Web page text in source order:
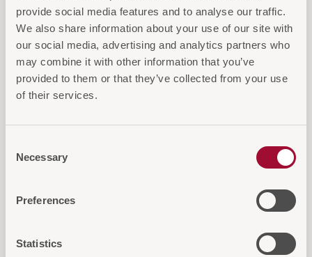
provide social media features and to analyse our traffic.
We also share information about your use of our site with
our social media, advertising and analytics partners who
may combine it with other information that you’ve
provided to them or that they’ve collected from your use
of their services.
Selection
Necessary
Preferences
Statistics
IN DEN WARENKORB
AUF DIE ANFRAGELISTE
Diese Artikel könnten Sie auch